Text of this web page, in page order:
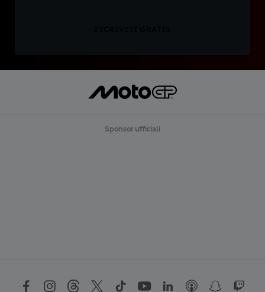
Sponsor ufficiali